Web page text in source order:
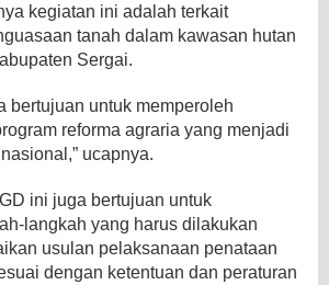
kegiatan ini adalah terkait
tanah dalam kawasan hutan
Sergai.
bertujuan untuk memperoleh
reforma agraria yang menjadi
ucapnya.
ini juga bertujuan untuk
langkah yang harus dilakukan
usulan pelaksanaan penataan
dengan ketentuan dan peraturan